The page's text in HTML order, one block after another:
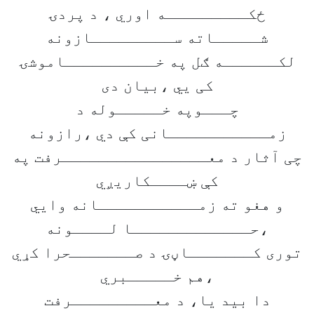
ځکـــــــــه اوري ، د پردۍ
شـــــاته ســـــــــازونه
لکــــــه ګل په خــــــــــاموشۍ
کی یي ،بیان دی
چـــوپه خـــــوله د
زمـــــــــــانی کې دي ،رازونه
چی آثار د معــــــــــــــــرفت په
کې ښــــکاریږي
و هغو ته زمـــــــــــانه وایي
،حـــــــــــــا لــــونه
توری کـــــــاڼۍ د صـــــــحرا کړي
،هم خـــــبري
دا بید یا، د معـــــــــرفت